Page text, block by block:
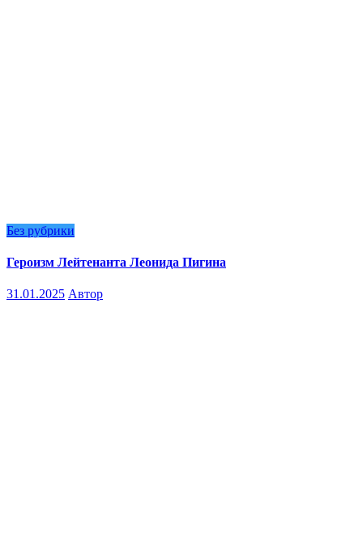
Без рубрики
Героизм Лейтенанта Леонида Пигина
31.01.2025 Автор